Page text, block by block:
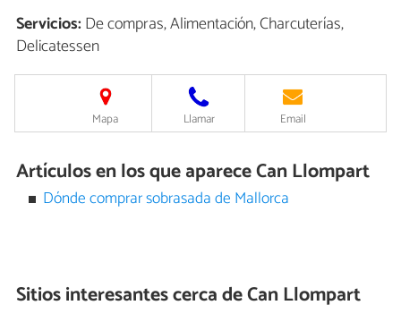
Servicios:De compras, Alimentación, Charcuterías,
Delicatessen
Mapa Llamar Email
Artículos en los que aparece Can Llompart
Dónde comprar sobrasada de Mallorca
Sitios interesantes cerca deCan Llompart